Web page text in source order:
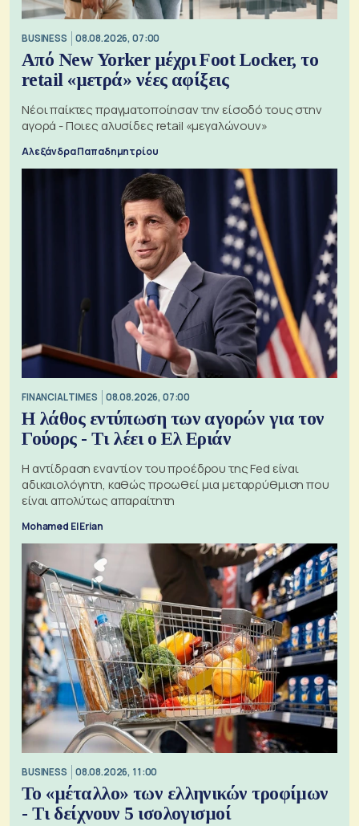
BUSINESS 08.08.2026, 07:00
Από New Yorker μέχρι Foot Locker, το
retail «μετρά» νέες αφίξεις
Νέοι παίκτες πραγματοποίησαν την είσοδό τους στην
αγορά - Ποιες αλυσίδες retail «μεγαλώνουν»
Αλεξάνδρα Παπαδημητρίου
FINANCIAL TIMES 08.08.2026, 07:00
Η λάθος εντύπωση των αγορών για τον
Γούορς - Τι λέει ο Ελ Εριάν
Η αντίδραση εναντίον του προέδρου της Fed είναι
αδικαιολόγητη, καθώς προωθεί μια μεταρρύθμιση που
είναι απολύτως απαραίτητη
Mohamed El Erian
BUSINESS 08.08.2026, 11:00
Το «μέταλλο» των ελληνικών τροφίμων
- Τι δείχνουν 5 ισολογισμοί